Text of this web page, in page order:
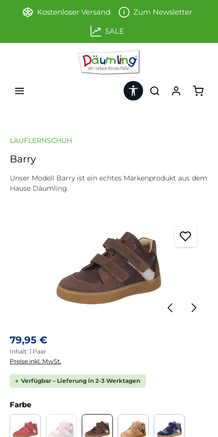
Zum Hauptinhalt springen
Kostenloser Versand Zum Newsletter
SALE
Werkzeugleiste anzeigen
LAUFLERNSCHUH
Barry
Unser Modell Barry ist ein echtes Markenprodukt aus dem
Hause Däumling.
Regulärer Preis:
79,95 €
Inhalt: 1 Paar
Preise inkl. MwSt.
Verfügbar – Lieferung in 2-3 Werktagen
Farbeauswählen